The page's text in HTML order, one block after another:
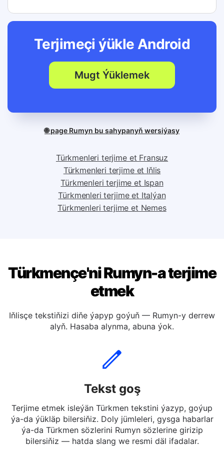
Terjimeçi ýükle Android
Mugt Ýüklemek
🌐 page Rumyn bu sahypanyň wersiýasy
Türkmenleri terjime et Fransuz
Türkmenleri terjime et Iňlis
Türkmenleri terjime et Ispan
Türkmençe'ni Rumyn-a terjime
etmek
alyň. Hasaba alynma, abuna ýok.
Tekst goş
Terjime etmek isleýän Türkmen tekstini ýazyp, goýup
ýa-da ýükläp bilersiňiz. Doly jümleleri, gysga habarlar